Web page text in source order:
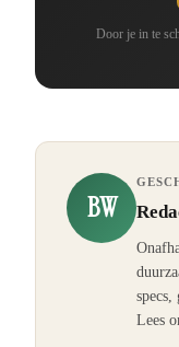
Door je in te
BW
Lees